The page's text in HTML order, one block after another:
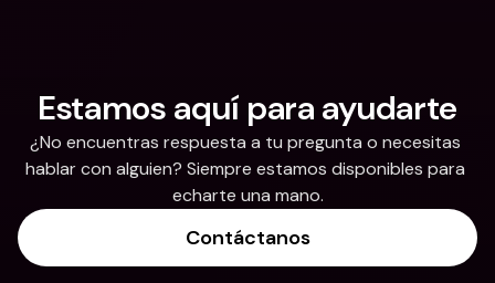
Estamos aquí para ayudarte
¿No encuentras respuesta a tu pregunta o necesitas
hablar con alguien? Siempre estamos disponibles para
echarte una mano.
Contáctanos